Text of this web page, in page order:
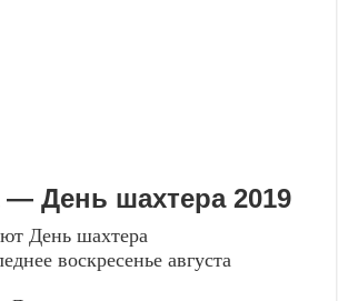
— День шахтера 2019
День шахтера
воскресенье августа